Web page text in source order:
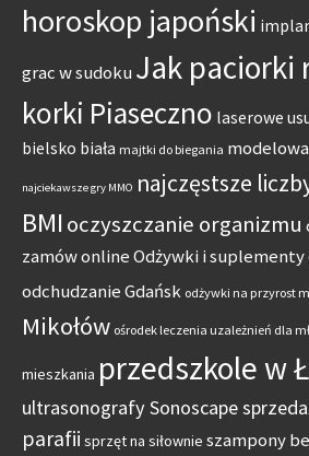
horoskop japoński
grac w sudoku Jak paciorki
korki Piaseczno laserowe
bielsko biała majtki do biegania
najciekawsze gry MMO najczęstsze
BMI oczyszczanie organizmu
zamów onlineOdżywki i suplementy
odchudzanie Gdańsk odżywki na przyrost
Mikołów ośrodek leczenia uzależnień dla
mieszkania przedszkole w
ultrasonografy Sonoscape
parafii sprzęt na siłownie szampony